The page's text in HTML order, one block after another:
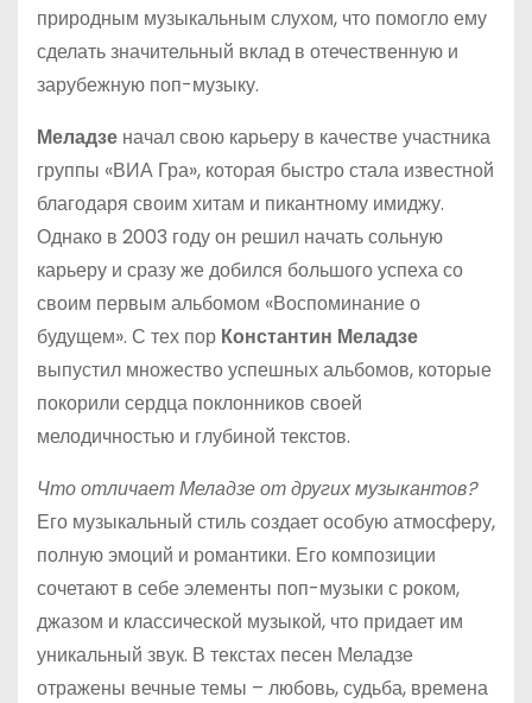
природным музыкальным слухом, что помогло ему
сделать значительный вклад в отечественную и
зарубежную поп-музыку.
Меладзе начал свою карьеру в качестве участника
группы «ВИА Гра», которая быстро стала известной
благодаря своим хитам и пикантному имиджу.
Однако в 2003 году он решил начать сольную
карьеру и сразу же добился большого успеха со
своим первым альбомом «Воспоминание о
будущем». С тех пор Константин Меладзе
выпустил множество успешных альбомов, которые
покорили сердца поклонников своей
мелодичностью и глубиной текстов.
Что отличает Меладзе от других музыкантов?
Его музыкальный стиль создает особую атмосферу,
полную эмоций и романтики. Его композиции
сочетают в себе элементы поп-музыки с роком,
джазом и классической музыкой, что придает им
уникальный звук. В текстах песен Меладзе
отражены вечные темы – любовь, судьба, времена